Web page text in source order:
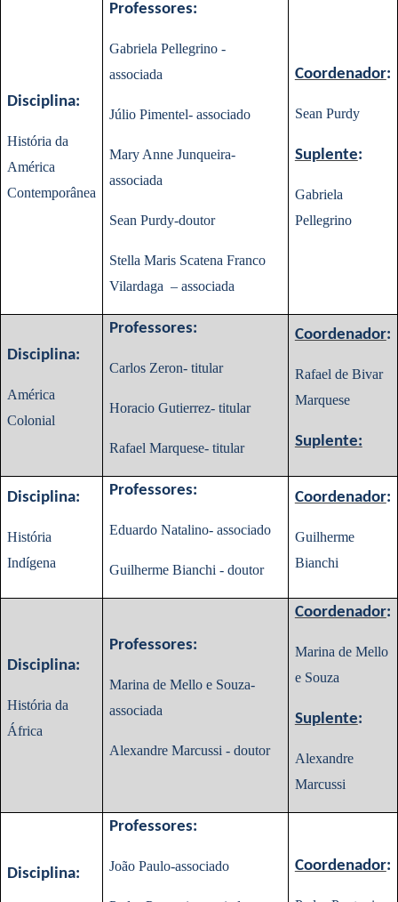
Disciplina:
História da
América
Contemporânea
Professores:
Gabriela Pellegrino -
associada
Júlio Pimentel- associado
Mary Anne Junqueira-
associada
Sean Purdy-doutor
Stella Maris Scatena Franco
Vilardaga – associada
Coordenador:
Sean Purdy
Suplente:
Gabriela
Pellegrino
Disciplina:
América
Colonial
Professores:
Carlos Zeron- titular
Horacio Gutierrez- titular
Rafael Marquese- titular
Coordenador:
Rafael de Bivar
Marquese
Suplente:
Disciplina:
História
Indígena
Professores:
Eduardo Natalino- associado
Guilherme Bianchi - doutor
Coordenador:
Guilherme
Bianchi
Disciplina:
História da
África
Professores:
Marina de Mello e Souza-
associada
Alexandre Marcussi - doutor
Coordenador:
Marina de Mello
e Souza
Suplente:
Alexandre
Marcussi
Disciplina:
Professores:
João Paulo-associado Coordenador: